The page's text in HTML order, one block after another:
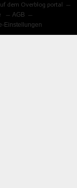
dem Overblog portal
AGB
Einstellungen